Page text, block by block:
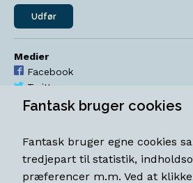
Udfør
Medier
Facebook
Twitter
YouTube
Åbningstider
Mandag-torsdag 11-18
Fantask bruger cookies
Fantask bruger egne cookies
tredjepart til statistik,
præferencer m.m. Ved at klikke